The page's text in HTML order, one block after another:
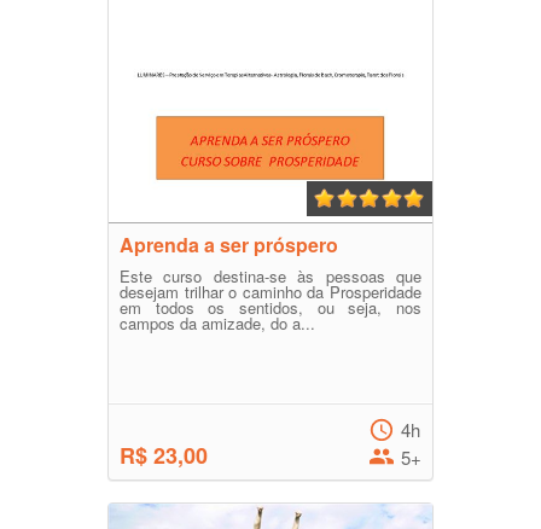
Aprenda a ser próspero
Este curso destina-se às pessoas que
desejam trilhar o caminho da Prosperidade
em todos os sentidos, ou seja, nos
campos da amizade, do a...
R$ 23,00
4h
5+